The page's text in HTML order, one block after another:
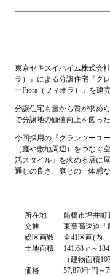
東京セキスイハイム株式会
ラ）』による分譲住宅『グ
ーFiora（フィオラ）』を建
分譲住宅も量から質が求め
で分譲地の価値向上を図っ
今回採用の『グランツーユ
（庭や敷地周辺）をつなぐ
活スタイル」を求める層に
通しの良さ、庭との一体感
所在地
船橋市坪井町
交通
東葉高速道「
総区画数
全41区画(内
土地面積
141.68㎡～
（建物面積
価格
57,870千円～